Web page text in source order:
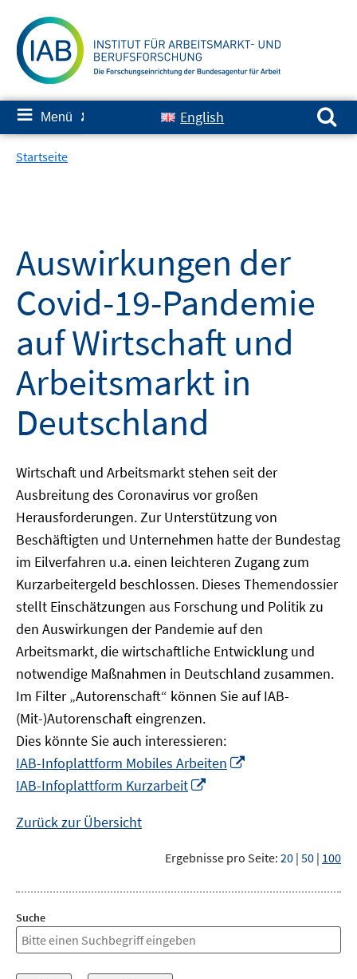
zum
Inhalt
≡ Menü ✘ English
Suchen nach:
Startseite
Auswirkungen der
Covid-19-Pandemie
auf Wirtschaft und
Arbeitsmarkt in
Deutschland
Wirtschaft und Arbeitsmarkt stehen seit der
Ausbreitung des Coronavirus vor großen
Herausforderungen. Zur Unterstützung von
Beschäftigten und Unternehmen hatte der Bundestag
im Eilverfahren u.a. einen leichteren Zugang zum
Kurzarbeitergeld beschlossen. Dieses Themendossier
stellt Einschätzungen aus Forschung und Politik zu
den Auswirkungen der Pandemie auf den
Arbeitsmarkt, die wirtschaftliche Entwicklung und
notwendige Maßnahmen in Deutschland zusammen.
Im Filter „Autorenschaft“ können Sie auf IAB-
(Mit-)Autorenschaft eingrenzen.
Dies könnte Sie auch interessieren:
IAB-Infoplattform Mobiles Arbeiten
IAB-Infoplattform Kurzarbeit
Zurück zur Übersicht
Ergebnisse pro Seite: 20 | 50 | 100
Suche